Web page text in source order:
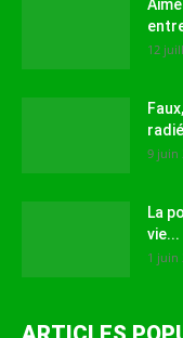
12
9 juin
La
vie...
1 juin